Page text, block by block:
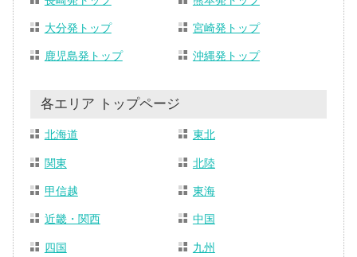
大分発トップ 宮崎発トップ
鹿児島発トップ 沖縄発トップ
各エリア トップページ
北海道 東北
関東 北陸
甲信越 東海
近畿・関西 中国
四国 九州